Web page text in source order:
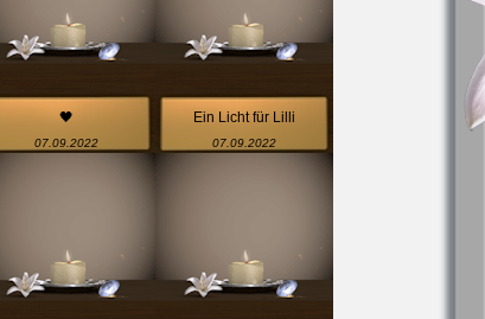
🖤
07.09.2022
Ein Licht für Lilli
07.09.2022